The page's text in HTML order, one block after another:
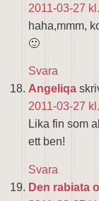
2011-03-27
haha,mmm,
🙂
Svara
Angeliqa
2011-03-27
Lika fin som
ett ben!
Svara
Den rabiata